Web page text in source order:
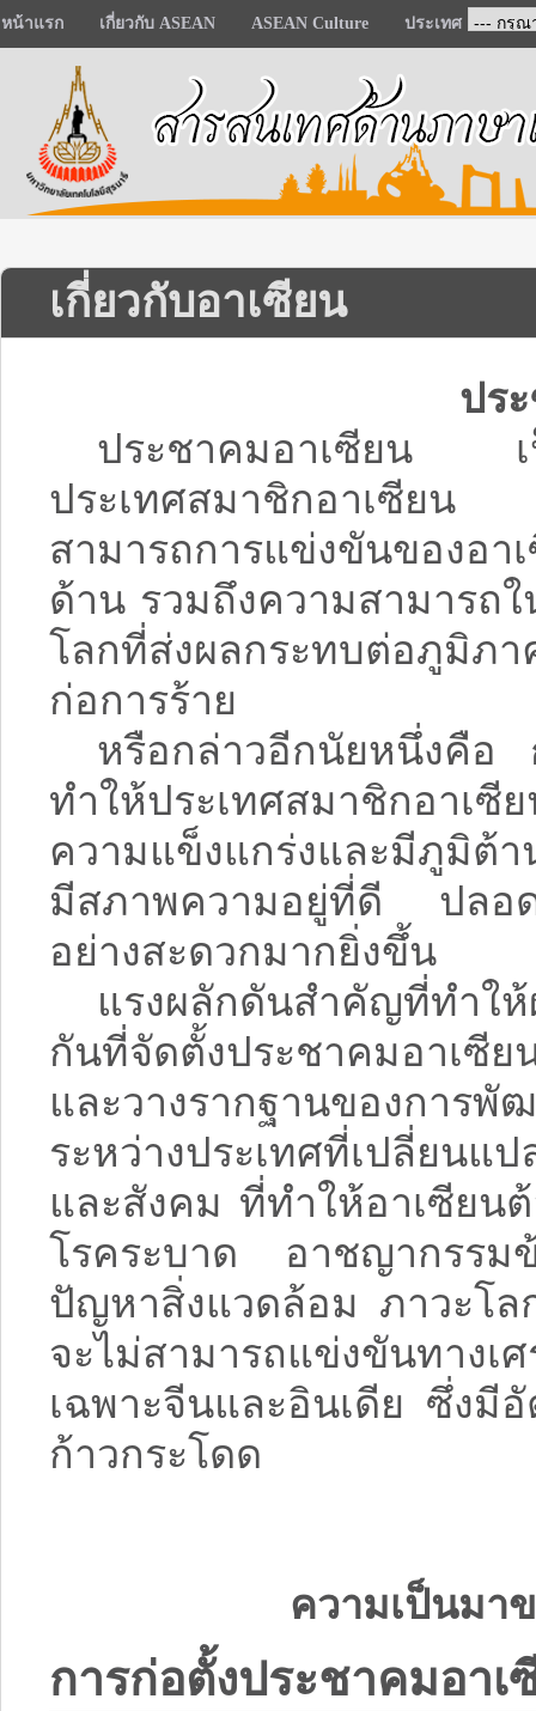
หน้าแรก เกี่ยวกับ ASEAN ASEAN Culture ประเทศ
เกี่ยวกับอาเซียน
ปร
ประชาคมอาเซียน เป็
ประเทศสมาชิกอาเซียน
สามารถการแข่งขันของอา
ด้าน รวมถึงความสามารถ
โลกที่ส่งผลกระทบต่อภูมิภ
ก่อการร้าย
หรือกล่าวอีกนัยหนึ่งคือ
ทำให้ประเทศสมาชิกอาเ
ความแข็งแกร่งและมีภูมิต้
มีสภาพความอยู่ที่ดี ปลอ
อย่างสะดวกมากยิ่งขึ้น
แรงผลักดันสำคัญที่ทำให้
กันที่จัดตั้งประชาคมอาเซีย
และวางรากฐานของการ
ระหว่างประเทศที่เปลี่ยนแ
และสังคม ที่ทำให้อาเซียน
โรคระบาด อาชญากรร
ปัญหาสิ่งแวดล้อม ภาวะโล
จะไม่สามารถแข่งขันทา
เฉพาะจีนและอินเดีย ซึ่งมี
ก้าวกระโดด
ความเป็นมา
การก่อตั้งประชาคมอาเ